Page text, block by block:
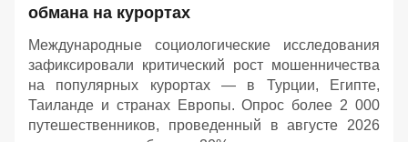
обмана на курортах
Международные социологические исследования
зафиксировали критический рост мошенничества
на популярных курортах — в Турции, Египте,
Таиланде и странах Европы. Опрос более 2 000
путешественников, проведенный в августе 2026